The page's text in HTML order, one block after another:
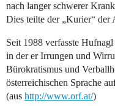
nach langer schwerer
Dies teilte der „Kurier“ der
Seit 1988 verfasste
in der er Irrungen und
Bürokratismus und
österreichischen Sprache
(aus http://www.orf.at/)